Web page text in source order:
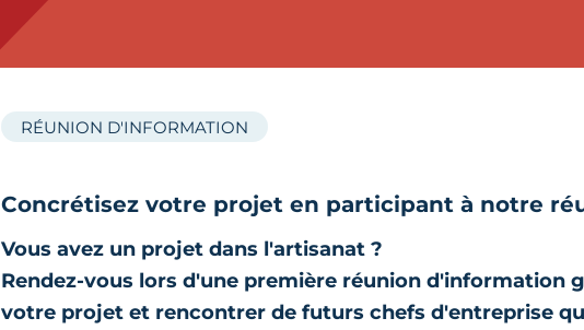
RÉUNION D'INFORMATION
Concrétisez votre projet en participant à notre
Vous avez un projet dans l'artisanat ?
Rendez-vous lors d'une première réunion d'information
votre projet et rencontrer de futurs chefs d'entreprise